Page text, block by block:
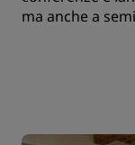
ma anche a